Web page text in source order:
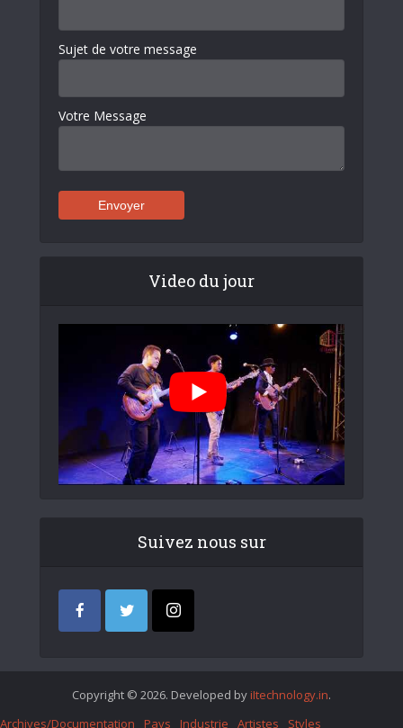
Sujet de votre message
Votre Message
Video du jour
Suivez nous sur
Copyright © 2026. Developed by iItechnology.in.
Archives/Documentation
Pays Industrie Artistes Styles